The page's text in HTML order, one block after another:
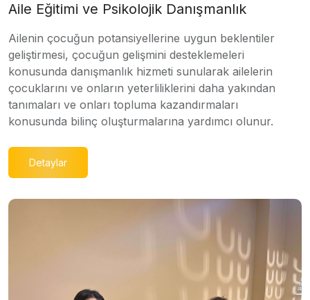
Aile Eğitimi ve Psikolojik Danışmanlık
Ailenin çocuğun potansiyellerine uygun beklentiler
geliştirmesi, çocuğun gelişmini desteklemeleri
konusunda danışmanlık hizmeti sunularak ailelerin
çocuklarını ve onların yeterliliklerini daha yakından
tanımaları ve onları topluma kazandırmaları
konusunda bilinç oluşturmalarına yardımcı olunur.
Detaylar